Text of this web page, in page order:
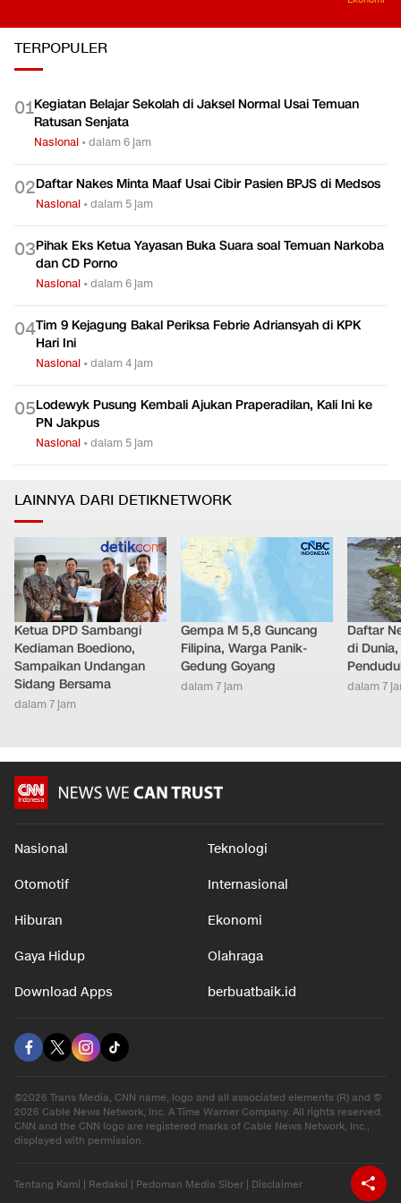
TERPOPULER
01Kegiatan Belajar Sekolah di Jaksel Normal Usai Temuan
Ratusan Senjata
Nasional •dalam 6 jam
02Daftar Nakes Minta Maaf Usai Cibir Pasien BPJS di Medsos
Nasional •dalam 5 jam
03Pihak Eks Ketua Yayasan Buka Suara soal Temuan Narkoba
dan CD Porno
Nasional •dalam 6 jam
04Tim 9 Kejagung Bakal Periksa Febrie Adriansyah di KPK
Hari Ini
Nasional •dalam 4 jam
05Lodewyk Pusung Kembali Ajukan Praperadilan, Kali Ini ke
PN Jakpus
Nasional •dalam 5 jam
LAINNYA DARI DETIKNETWORK
Ketua DPD Sambangi
Kediaman Boediono,
Sampaikan Undangan
Sidang Bersama
dalam 7 jam
Gempa M 5,8 Guncang
Filipina, Warga Panik-
Gedung Goyang
dalam 7 jam
Daftar
di
dalam 7
Nasional Teknologi
Otomotif Internasional
Hiburan Ekonomi
Gaya Hidup Olahraga
Download Apps berbuatbaik.id
©2026 Trans Media, CNN name, logo and all associated elements (R) and ©
2026 Cable News Network, Inc. A Time Warner Company. All rights reserved.
CNN and the CNN logo are registered marks of Cable News Network, Inc.,
displayed with permission.
Tentang Kami Redaksi Pedoman Media Siber Disclaimer